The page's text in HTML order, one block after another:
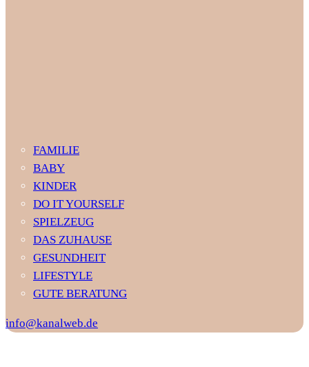
FAMILIE
BABY
KINDER
DO IT YOURSELF
SPIELZEUG
DAS ZUHAUSE
GESUNDHEIT
LIFESTYLE
GUTE BERATUNG
info@kanalweb.de